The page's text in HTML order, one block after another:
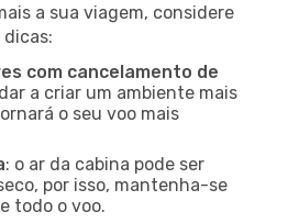
a sua viagem, considere
com cancelamento de
a criar um ambiente mais
o seu voo mais
: o ar da cabina pode ser
por isso, mantenha-se
todo o voo.